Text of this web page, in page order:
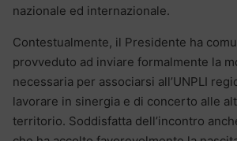
nazionale ed internazionale.
Contestualmente, il Presidente ha
provveduto ad inviare formalmente la
necessaria per associarsi all’UNPLI
lavorare in sinergia e di concerto alle
territorio. Soddisfatta dell’incontro